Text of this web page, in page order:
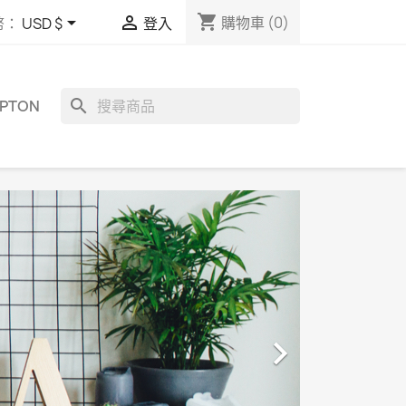
USD $  登入 shopping_cart 購物車 (0)
search
